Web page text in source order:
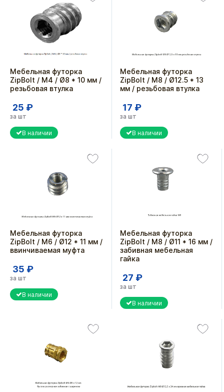
Мебельная футорка
ZipBolt / М4 / Ø8 * 10 мм /
резьбовая втулка
25 ₽
за шт
В наличии
Мебельная футорка
ZipBolt / М8 / Ø12.5 * 13
мм / резьбовая втулка
17 ₽
за шт
В наличии
Мебельная футорка
ZipBolt / М6 / Ø12 * 11 мм /
ввинчиваемая муфта
35 ₽
за шт
В наличии
Мебельная футорка
ZipBolt / М8 / Ø11 * 16 мм /
забивная мебельная
гайка
27 ₽
за шт
В наличии